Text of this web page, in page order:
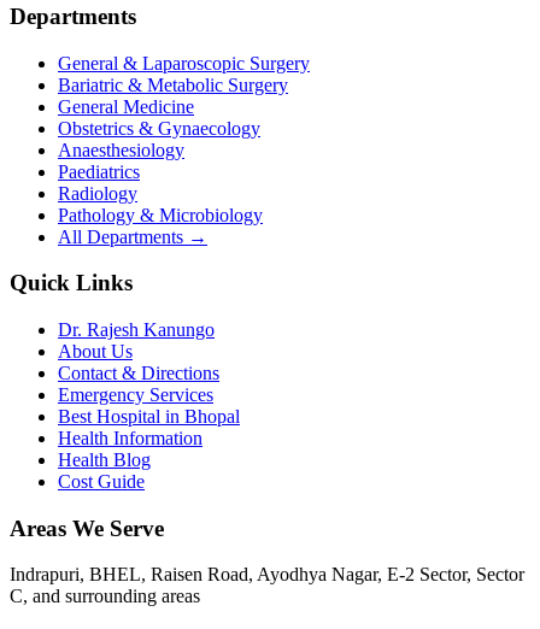
Departments
General & Laparoscopic Surgery
Bariatric & Metabolic Surgery
General Medicine
Obstetrics & Gynaecology
Anaesthesiology
Paediatrics
Radiology
Pathology & Microbiology
All Departments →
Quick Links
Dr. Rajesh Kanungo
About Us
Contact & Directions
Emergency Services
Best Hospital in Bhopal
Health Information
Health Blog
Cost Guide
Areas We Serve
Indrapuri, BHEL, Raisen Road, Ayodhya Nagar, E-2 Sector, Sector
C, and surrounding areas